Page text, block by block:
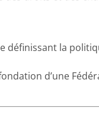
définissant la
d’une